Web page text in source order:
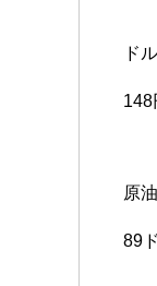
ド
148
原
89